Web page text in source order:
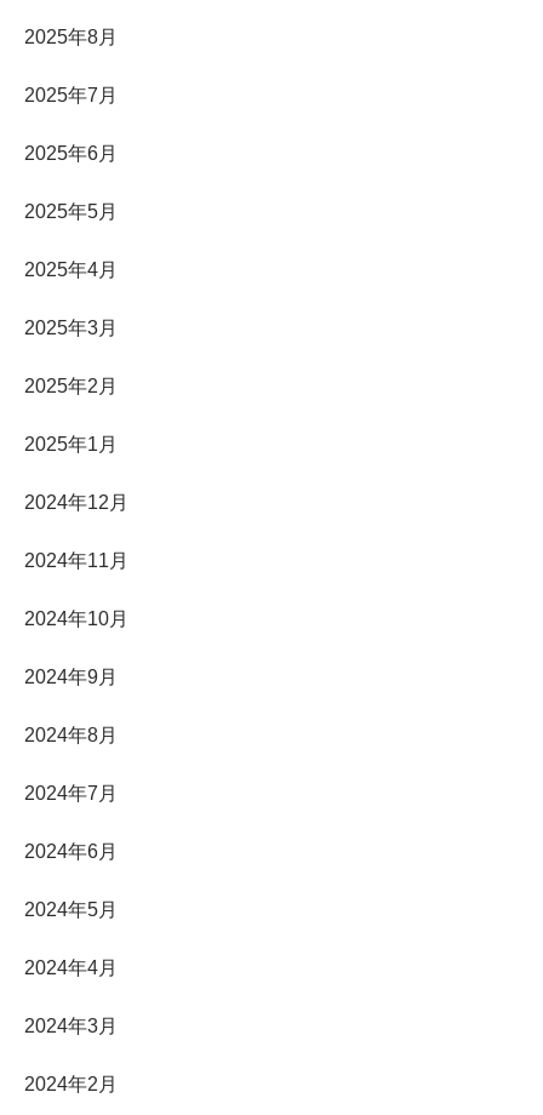
2025年8月
2025年7月
2025年6月
2025年5月
2025年4月
2025年3月
2025年2月
2025年1月
2024年12月
2024年11月
2024年10月
2024年9月
2024年8月
2024年7月
2024年6月
2024年5月
2024年4月
2024年3月
2024年2月